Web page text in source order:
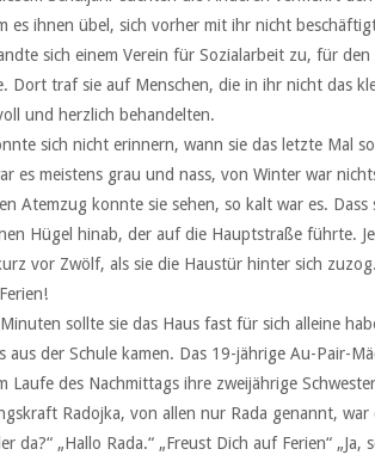
es ihnen übel, sich vorher mit ihr nicht
sich einem Verein für Sozialarbeit zu, für
Dort traf sie auf Menschen, die in ihr nicht das
und herzlich behandelten.
sich nicht erinnern, wann sie das letzte Mal
es meistens grau und nass, von Winter war
Atemzug konnte sie sehen, so kalt war es.
Hügel hinab, der auf die Hauptstraße führte.
vor Zwölf, als sie die Haustür hinter sich zuzog.
sollte sie das Haus fast für sich alleine
aus der Schule kamen. Das 19-jährige Au-Pair-
Laufe des Nachmittags ihre zweijährige
Radojka, von allen nur Rada genannt,
da?“ „Hallo Rada.“ „Freust Dich auf Ferien“